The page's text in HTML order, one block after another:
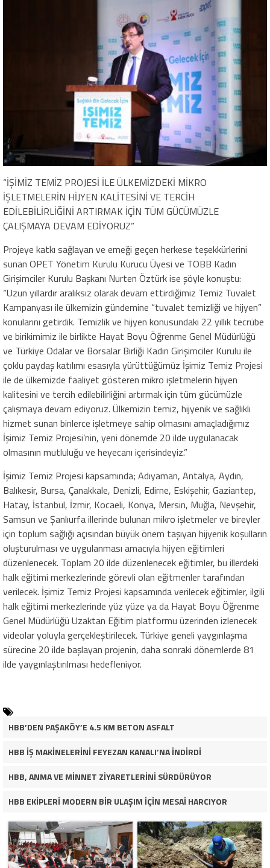
“İŞİMİZ TEMİZ PROJESİ İLE ÜLKEMİZDEKİ MİKRO
İŞLETMELERİN HİJYEN KALİTESİNİ VE TERCİH
EDİLEBİLİRLİĞİNİ ARTIRMAK İÇİN TÜM GÜCÜMÜZLE
ÇALIŞMAYA DEVAM EDİYORUZ”
Projeye katkı sağlayan ve emeği geçen herkese teşekkürlerini
sunan OPET Yönetim Kurulu Kurucu Üyesi ve TOBB Kadın
Girişimciler Kurulu Başkanı Nurten Öztürk ise şöyle konuştu:
“Uzun yıllardır aralıksız olarak devam ettirdiğimiz Temiz Tuvalet
Kampanyası ile ülkemizin gündemine “tuvalet temizliği ve hijyen”
konularını getirdik. Temizlik ve hijyen konusundaki 22 yıllık tecrübe
ve birikimimiz ile birlikte Hayat Boyu Öğrenme Genel Müdürlüğü
ve Türkiye Odalar ve Borsalar Birliği Kadın Girişimciler Kurulu ile
çoklu paydaş katılımı esasıyla yürüttüğümüz İşimiz Temiz Projesi
ile de ülkemizde faaliyet gösteren mikro işletmelerin hijyen
kalitesini ve tercih edilebilirliğini artırmak için tüm gücümüzle
çalışmaya devam ediyoruz. Ülkemizin temiz, hijyenik ve sağlıklı
hizmet sunan binlerce işletmeye sahip olmasını amaçladığımız
İşimiz Temiz Projesi’nin, yeni dönemde 20 ilde uygulanacak
olmasının mutluluğu ve heyecanı içerisindeyiz.”
İşimiz Temiz Projesi kapsamında; Adıyaman, Antalya, Aydın,
Balıkesir, Bursa, Çanakkale, Denizli, Edirne, Eskişehir, Gaziantep,
Hatay, İstanbul, İzmir, Kocaeli, Konya, Mersin, Muğla, Nevşehir,
Samsun ve Şanlıurfa illerinde bulunan mikro işletmeler ve bireyler
için toplum sağlığı açısından büyük önem taşıyan hijyenik koşulların
oluşturulması ve uygulanması amacıyla hijyen eğitimleri
düzenlenecek. Toplam 20 ilde düzenlenecek eğitimler, bu illerdeki
halk eğitimi merkezlerinde görevli olan eğitmenler tarafından
verilecek. İşimiz Temiz Projesi kapsamında verilecek eğitimler, ilgili
halk eğitimi merkezlerinde yüz yüze ya da Hayat Boyu Öğrenme
Genel Müdürlüğü Uzaktan Eğitim platformu üzerinden izlenecek
videolar yoluyla gerçekleştirilecek. Türkiye geneli yaygınlaşma
sürecine 20 ilde başlayan projenin, daha sonraki dönemlerde 81
ilde yaygınlaştırılması hedefleniyor.
HBB’DEN PAŞAKÖY’E 4.5 KM BETON ASFALT
HBB İŞ MAKİNELERİNİ FEYEZAN KANALI’NA İNDİRDİ
HBB, ANMA VE MİNNET ZİYARETLERİNİ SÜRDÜRÜYOR
HBB EKİPLERİ MODERN BİR ULAŞIM İÇİN MESAİ HARCIYOR